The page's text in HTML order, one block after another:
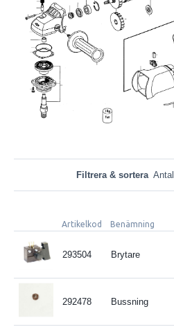
Filtrera & sortera
Artikelkod Benämning
293504 Brytare
292478 Bussning